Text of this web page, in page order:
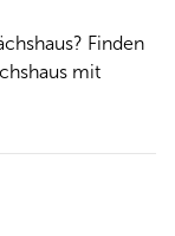
Finden
mit